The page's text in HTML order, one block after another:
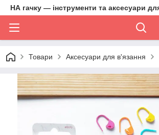
НА гачку — інструменти та аксесуари
Товари Аксесуари для в'язання